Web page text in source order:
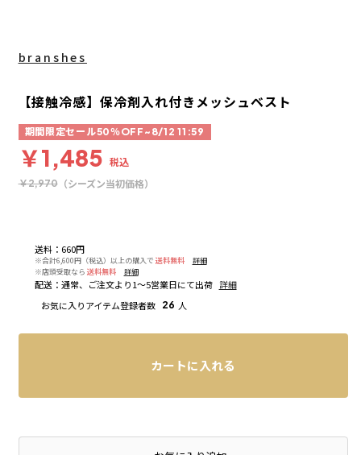
送料： 660円
※合計6,600円（税込）以上の購入で 送料無料
詳細
※店頭受取なら 送料無料 詳細
配送： 通常、ご注文より1～5営業日にて出荷 詳細
お気に入りアイテム登録者数
26 人
branshes
【接触冷感】保冷剤入れ付きメッシュベスト
期間限定セール50％OFF~8/12 11:59
￥1,485 税込
￥2,970（シーズン当初価格）
カートに入れる